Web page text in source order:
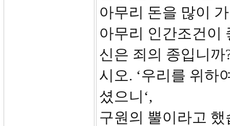
아무리 돈을 많이
아무리 인간조건이
신은 죄의 종입니
시오. ‘우리를 위하
셨으니‘,
구원의 뿔이라고